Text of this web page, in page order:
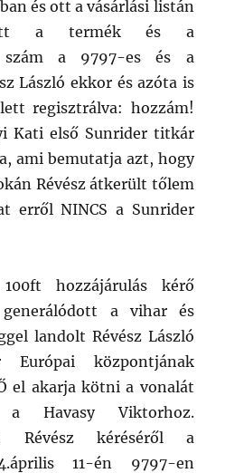
ban és ott a vásárlási listán
a termék és a
szám a 9797-es és a
László ekkor és azóta is
regisztrálva: hozzám!
Kati első Sunrider titkár
ami bemutatja azt, hogy
Révész átkerült tőlem
erről NINCS a Sunrider
hozzájárulás kérő
generálódott a vihar és
landolt Révész László
központjának
el akarja kötni a vonalát
Havasy Viktorhoz.
Révész kéréséről a
11-én 9797-en